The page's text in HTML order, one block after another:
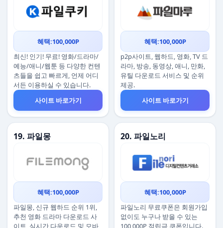
혜택:100,000P
최신! 인기! 무료! 영화/드라마/
예능/애니/웹툰 등 다양한 컨텐
츠들을 쉽고 빠르게, 언제 어디
서든 이용하실 수 있습니다.
사이트 바로가기
혜택:100,000P
p2p사이트, 웹하드, 영화, TV 드
라마, 방송, 동영상, 애니, 만화,
유틸 다운로드 서비스 및 순위
제공.
사이트 바로가기
19. 파일몽
혜택:100,000P
파일몽, 신규 웹하드 순위 1위,
추천 영화 드라마 다운로드 사
이트, 실시간 다운로드 및 모바
20. 파일노리
혜택:100,000P
파일노리 무료쿠폰은 회원가입
없이도 누구나 받을 수 있는
100,000P 적립금 쿠폰입니다.